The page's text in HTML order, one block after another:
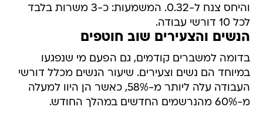
והיחס צנח ל-0.32. המשמעות: כ-3 משרות בלבד
לכל 10 דורשי עבודה.
הנשים והצעירים שוב חוטפים
בדומה למשברים קודמים, גם הפעם מי שנפגעו
במיוחד הם נשים וצעירים. שיעור הנשים מכלל דורשי
העבודה עלה ליותר מ-58%, כאשר הן היוו למעלה
מ-60% מהנרשמים החדשים במהלך החודש.